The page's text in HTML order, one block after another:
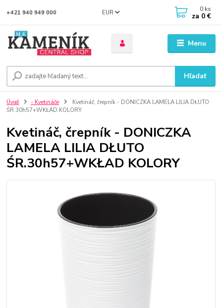
Menu
EUR
Hľadať
+421 940 949 000 0 ks
za 0 €
Úvod - Kvetináče
Kvetináč, črepník - DONICZKA LAMELA LILIA DŁUTO
ŚR.30h57+WKŁAD KOLORY
Kvetináč, črepník - DONICZKA
LAMELA LILIA DŁUTO
ŚR.30h57+WKŁAD KOLORY